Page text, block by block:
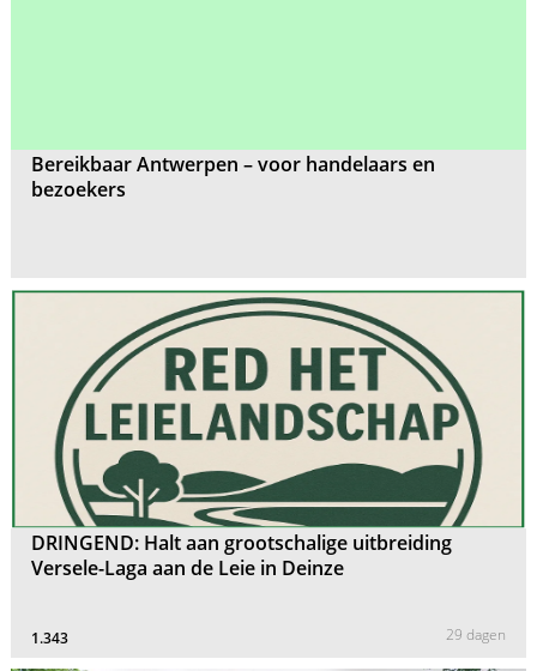
Bereikbaar Antwerpen – voor handelaars en
bezoekers
DRINGEND: Halt aan grootschalige uitbreiding
Versele-Laga aan de Leie in Deinze
1.343 29 dagen